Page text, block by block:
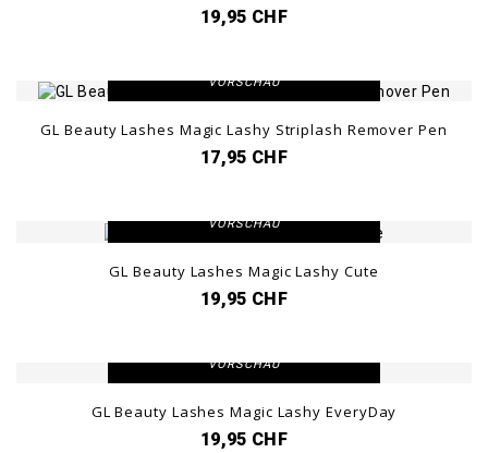
19,95 CHF
VORSCHAU
GL Beauty Lashes Magic Lashy Striplash Remover Pen
17,95 CHF
VORSCHAU
GL Beauty Lashes Magic Lashy Cute
19,95 CHF
VORSCHAU
GL Beauty Lashes Magic Lashy EveryDay
19,95 CHF